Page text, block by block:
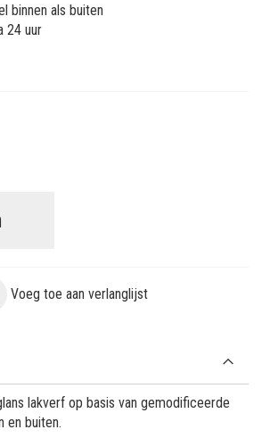
binnen als buiten
24 uur
Voeg toe aan verlanglijst
lakverf op basis van gemodificeerde
en buiten.